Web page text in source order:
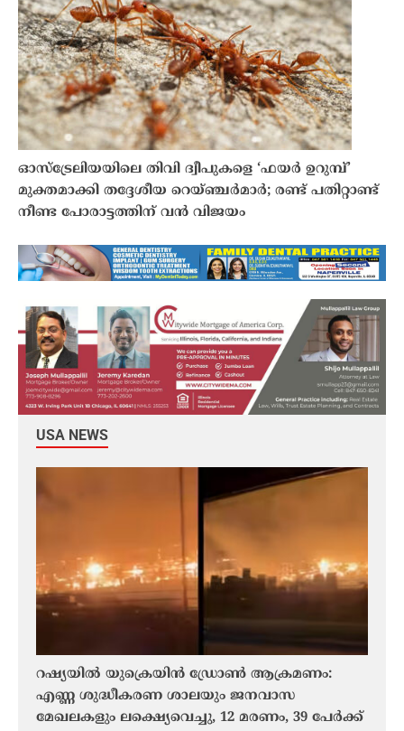
ഓസ്‌ട്രേലിയയിലെ തിവി ദ്വീപുകളെ ‘ഫയർ ഉറുമ്പ്’
മുക്തമാക്കി തദ്ദേശീയ റെയ്ഞ്ചർമാർ; രണ്ട് പതിറ്റാണ്ട്
നീണ്ട പോരാട്ടത്തിന് വൻ വിജയം
USA NEWS
റഷ്യയിൽ യുക്രെയിൻ ഡ്രോൺ ആക്രമണം:
എണ്ണ ശുദ്ധീകരണ ശാലയും ജനവാസ
മേഖലകളും ലക്ഷ്യെവെച്ചു, 12 മരണം, 39 പേർക്ക്